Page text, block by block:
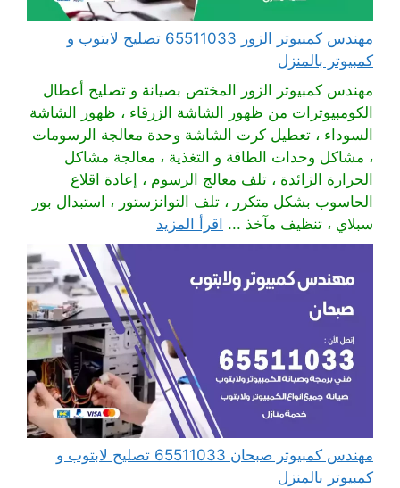
مهندس كمبيوتر الزور 65511033 تصليح لابتوب و
كمبيوتر بالمنزل
مهندس كمبيوتر الزور المختص بصيانة و تصليح أعطال
الكومبيوترات من ظهور الشاشة الزرقاء ، ظهور الشاشة
السوداء ، تعطيل كرت الشاشة وحدة معالجة الرسومات
، مشاكل وحدات الطاقة و التغذية ، معالجة مشاكل
الحرارة الزائدة ، تلف معالج الرسوم ، إعادة اقلاع
الحاسوب بشكل متكرر ، تلف التوانزستور ، استبدال بور
سبلاي ، تنظيف مآخذ ... اقرأ المزيد
مهندس كمبيوتر صبحان 65511033 تصليح لابتوب و
كمبيوتر بالمنزل